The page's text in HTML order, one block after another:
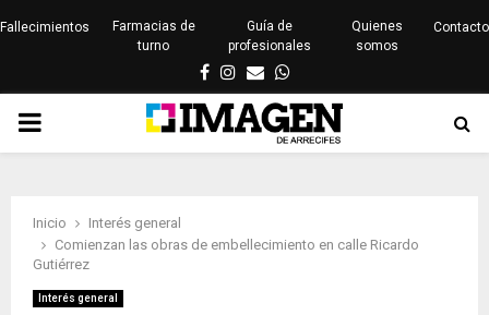
Fallecimientos
Farmacias de
turno
Guía de
profesionales
Quienes
somos
Contacto
Facebook
Instagram
EmailWhatsapp
PRIMARY
Inicio
Interés general
Comienzan las obras de embellecimiento en calle Ricardo
Gutiérrez
Interés general